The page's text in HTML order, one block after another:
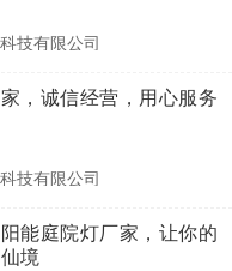
技有限公司
，诚信经营，用心服务
技有限公司
能庭院灯厂家，让你的
境